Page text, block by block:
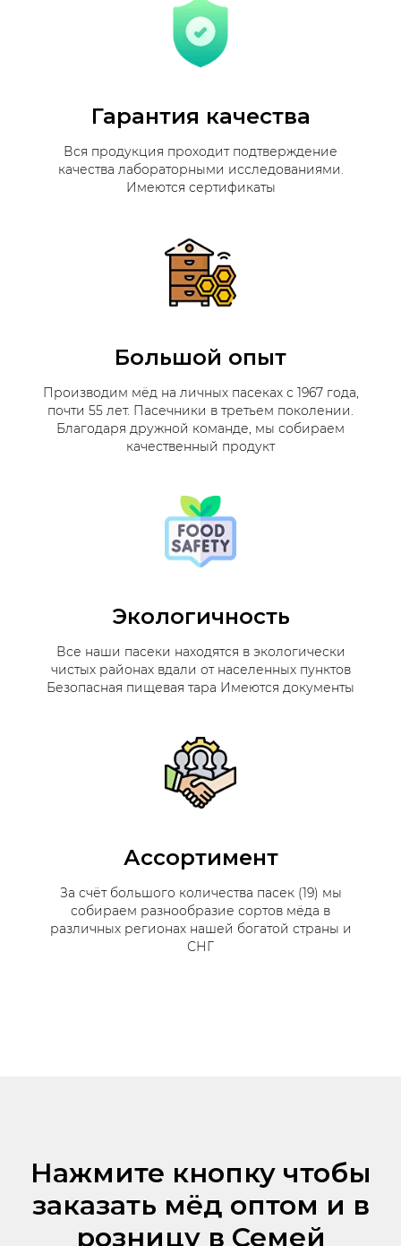
Гарантия качества
Вся продукция проходит подтверждение
качества лабораторными исследованиями.
Имеются сертификаты
Большой опыт
Производим мёд на личных пасеках с 1967 года,
почти 55 лет. Пасечники в третьем поколении.
Благодаря дружной команде, мы собираем
качественный продукт
Экологичность
Все наши пасеки находятся в экологически
чистых районах вдали от населенных пунктов
Безопасная пищевая тара Имеются документы
Ассортимент
За счёт большого количества пасек (19) мы
собираем разнообразие сортов мёда в
различных регионах нашей богатой страны и
СНГ
Нажмите кнопку чтобы
заказать мёд оптом и в
розницу в Семей